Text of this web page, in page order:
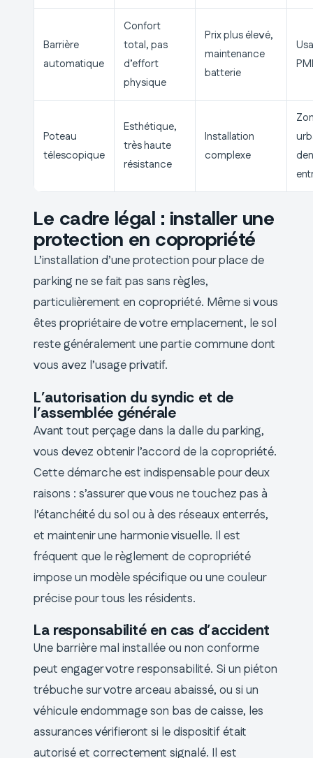
Barrière
automatique
Confort
total, pas
d’effort
physique
Prix plus élevé,
maintenance
batterie
Poteau
télescopique
Esthétique,
très haute
résistance
Installation
complexe
Le cadre légal : installer une
protection en copropriété
L’installation d’une protection pour place de
parking ne se fait pas sans règles,
particulièrement en copropriété. Même si vous
êtes propriétaire de votre emplacement, le sol
reste généralement une partie commune dont
vous avez l’usage privatif.
L’autorisation du syndic et de
l’assemblée générale
Avant tout perçage dans la dalle du parking,
vous devez obtenir l’accord de la copropriété.
Cette démarche est indispensable pour deux
raisons : s’assurer que vous ne touchez pas à
l’étanchéité du sol ou à des réseaux enterrés,
et maintenir une harmonie visuelle. Il est
fréquent que le règlement de copropriété
impose un modèle spécifique ou une couleur
précise pour tous les résidents.
La responsabilité en cas d’accident
Une barrière mal installée ou non conforme
peut engager votre responsabilité. Si un piéton
trébuche sur votre arceau abaissé, ou si un
véhicule endommage son bas de caisse, les
assurances vérifieront si le dispositif était
autorisé et correctement signalé. Il est